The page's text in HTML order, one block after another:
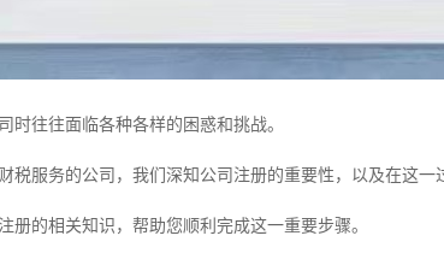
时往往面临各种各样的困惑和挑战。
税服务的公司，我们深知公司注册的重要性，以及在这
册的相关知识，帮助您顺利完成这一重要步骤。